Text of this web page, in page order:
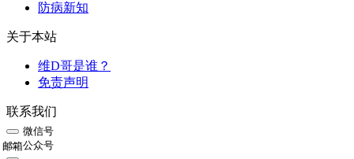
防病新知
关于本站
维D哥是谁？
免责声明
联系我们
微信号
公众号
邮箱